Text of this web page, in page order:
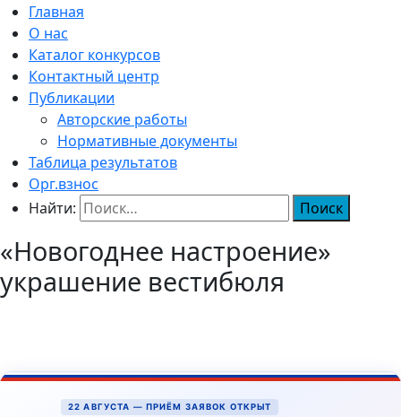
Главная
О нас
Каталог конкурсов
Контактный центр
Публикации
Авторские работы
Нормативные документы
Таблица результатов
Орг.взнос
Найти:
«Новогоднее настроение»
украшение вестибюля
22 АВГУСТА — ПРИЁМ ЗАЯВОК ОТКРЫТ